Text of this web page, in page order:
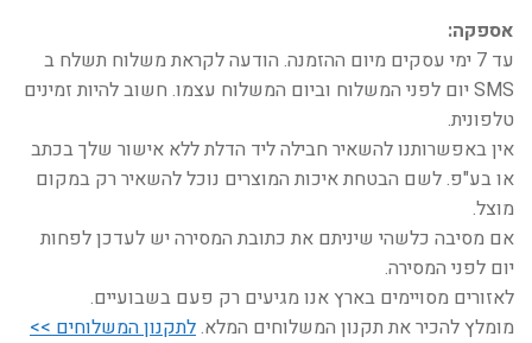
אספקה:
עד 7 ימי עסקים מיום ההזמנה. הודעה לקראת משלוח תשלח ב
SMS יום לפני המשלוח וביום המשלוח עצמו. חשוב להיות זמינים
טלפונית.
אין באפשרותנו להשאיר חבילה ליד הדלת ללא אישור שלך בכתב
או בע"פ. לשם הבטחת איכות המוצרים נוכל להשאיר רק במקום
מוצל.
אם מסיבה כלשהי שיניתם את כתובת המסירה יש לעדכן לפחות
יום לפני המסירה.
לאזורים מסויימים בארץ אנו מגיעים רק פעם בשבועיים.
מומלץ להכיר את תקנון המשלוחים המלא.לתקנון המשלוחים >>